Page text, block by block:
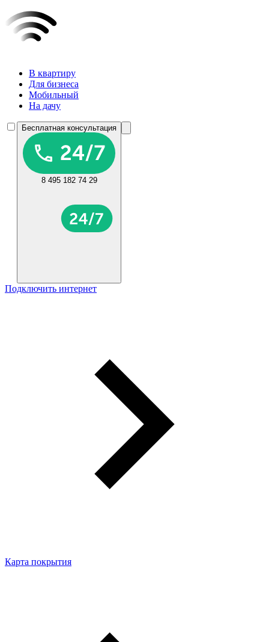
В квартиру
Для бизнеса
Мобильный
На дачу
Бесплатная консультация
8 495 182 74 29
Подключить интернет
Карта покрытия